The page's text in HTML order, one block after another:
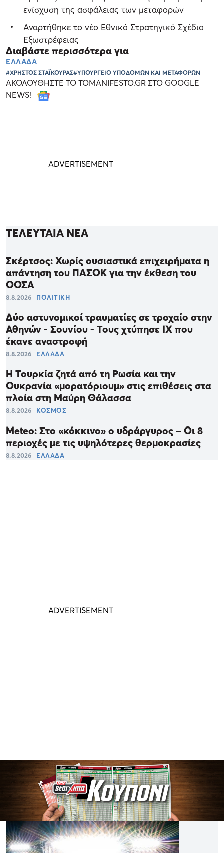
ενίσχυση της ασφάλειας των μεταφορών
Αναρτήθηκε το νέο Εθνικό Στρατηγικό Σχέδιο
Εξωστρέφειας
Διαβάστε περισσότερα για
ΕΛΛΑΔΑ
#ΧΡΗΣΤΟΣ ΣΤΑΪΚΟΥΡΑΣ#ΥΠΟΥΡΓΕΙΟ ΥΠΟΔΟΜΩΝ ΚΑΙ ΜΕΤΑΦΟΡΩΝ
ΑΚΟΛΟΥΘΗΣΤΕ ΤΟ TOMANIFESTO.GR ΣΤΟ GOOGLE
NEWS!
ΤΕΛΕΥΤΑΙΑ ΝΕΑ
Σκέρτσος: Χωρίς ουσιαστικά επιχειρήματα η
απάντηση του ΠΑΣΟΚ για την έκθεση του
ΟΟΣΑ
8.8.2026 ΠΟΛΙΤΙΚΗ
Δύο αστυνομικοί τραυματίες σε τροχαίο στην
Αθηνών - Σουνίου - Τους χτύπησε ΙΧ που
έκανε αναστροφή
8.8.2026 ΕΛΛΑΔΑ
Η Τουρκία ζητά από τη Ρωσία και την
Ουκρανία «μορατόριουμ» στις επιθέσεις στα
πλοία στη Μαύρη Θάλασσα
8.8.2026 ΚΟΣΜΟΣ
Meteo: Στο «κόκκινο» ο υδράργυρος – Οι 8
περιοχές με τις υψηλότερες θερμοκρασίες
8.8.2026 ΕΛΛΑΔΑ